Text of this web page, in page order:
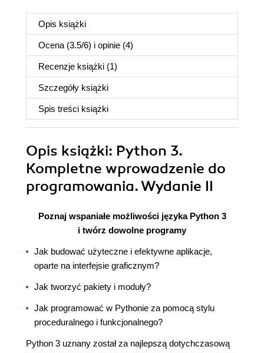
Opis książki
Ocena (3.5/6) i opinie (4)
Recenzje książki (1)
Szczegóły książki
Spis treści książki
Opis książki: Python 3.
Kompletne wprowadzenie do
programowania. Wydanie II
Poznaj wspaniałe możliwości języka Python 3
i twórz dowolne programy
Jak budować użyteczne i efektywne aplikacje,
oparte na interfejsie graficznym?
Jak tworzyć pakiety i moduły?
Jak programować w Pythonie za pomocą stylu
proceduralnego i funkcjonalnego?
Python 3 uznany został za najlepszą dotychczasową